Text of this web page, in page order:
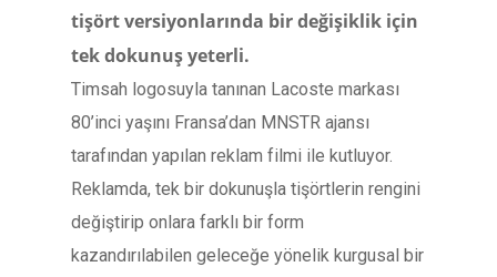
tişört versiyonlarında bir değişiklik için
tek dokunuş yeterli.
Timsah logosuyla tanınan Lacoste markası
80’inci yaşını Fransa’dan MNSTR ajansı
tarafından yapılan reklam filmi ile kutluyor.
Reklamda, tek bir dokunuşla tişörtlerin rengini
değiştirip onlara farklı bir form
kazandırılabilen geleceğe yönelik kurgusal bir